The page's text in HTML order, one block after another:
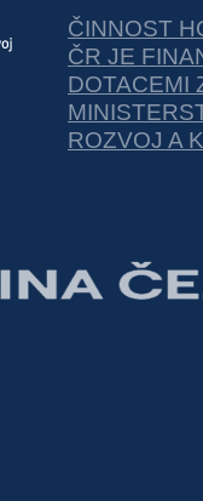
ČINNOST
ČR JE
DOTACEMI
ROZVOJ A